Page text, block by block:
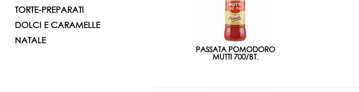
TORTE-PREPARATI
DOLCI E CARAMELLE
NATALE
PASSATA POMODORO
MUTTI 700/BT.